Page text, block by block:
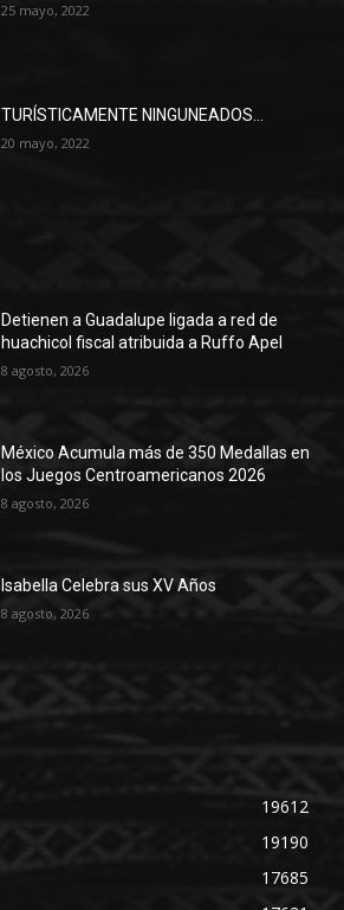
25 mayo, 2022
TURÍSTICAMENTE NINGUNEADOS…
20 mayo, 2022
Detienen a Guadalupe ligada a red de
huachicol fiscal atribuida a Ruffo Apel
8 agosto, 2026
México Acumula más de 350 Medallas en
los Juegos Centroamericanos 2026
8 agosto, 2026
Isabella Celebra sus XV Años
8 agosto, 2026
19612
19190
17685